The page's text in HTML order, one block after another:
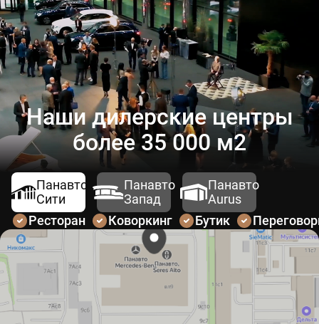
Наши дилерские центры
более 35 000 м2
Панавто
Сити
Панавто
Запад
Панавто
Aurus
Ресторан
Коворкинг Бутик